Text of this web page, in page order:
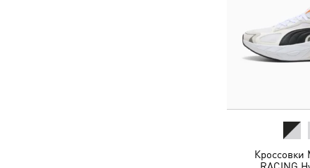
Кроссовки